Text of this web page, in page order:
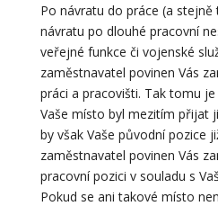
Po návratu do práce (a
návratu po dlouhé pracovní
veřejné funkce či vojenské
zaměstnavatel povinen Vás
práci a pracovišti. Tak tomu
Vaše místo byl mezitím přijat
by však Vaše původní pozice
zaměstnavatel povinen Vás
pracovní pozici v souladu s
Pokud se ani takové místo